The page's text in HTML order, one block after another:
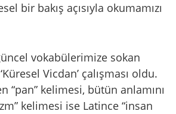
bir bakış açısıyla okumamızı
vokabülerimize sokan
Vicdan’ çalışması oldu.
“pan” kelimesi, bütün anlamını
kelimesi ise Latince “insan